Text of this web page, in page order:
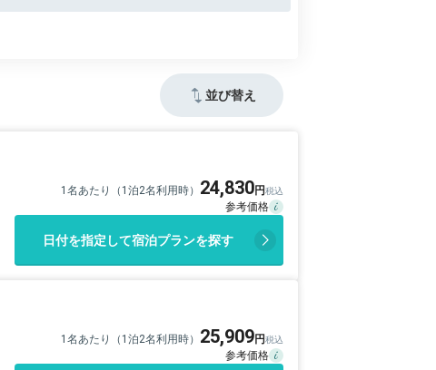
並び替え
1名あたり（1泊2名利用時） 24,830
日付を指定して宿泊プランを探す
1名あたり（1泊2名利用時） 25,909